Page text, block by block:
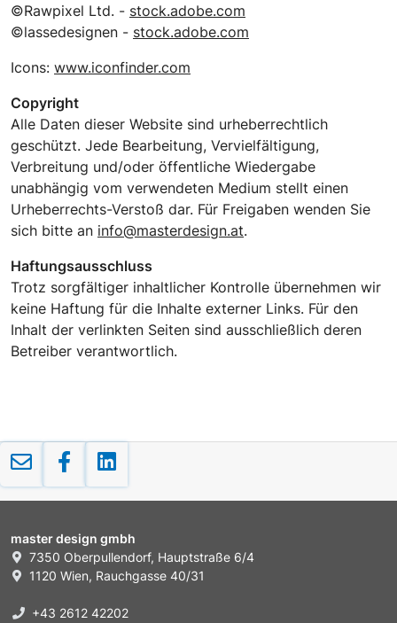
©Rawpixel Ltd. - stock.adobe.com
©lassedesignen - stock.adobe.com
Icons: www.iconfinder.com
Copyright
Alle Daten dieser Website sind urheberrechtlich
geschützt. Jede Bearbeitung, Vervielfältigung,
Verbreitung und/oder öffentliche Wiedergabe
unabhängig vom verwendeten Medium stellt einen
Urheberrechts-Verstoß dar. Für Freigaben wenden Sie
sich bitte an info@masterdesign.at.
Haftungsausschluss
Trotz sorgfältiger inhaltlicher Kontrolle übernehmen wir
keine Haftung für die Inhalte externer Links. Für den
Inhalt der verlinkten Seiten sind ausschließlich deren
Betreiber verantwortlich.
master design gmbh
7350 Oberpullendorf, Hauptstraße 6/4
1120 Wien, Rauchgasse 40/31
+43 2612 42202